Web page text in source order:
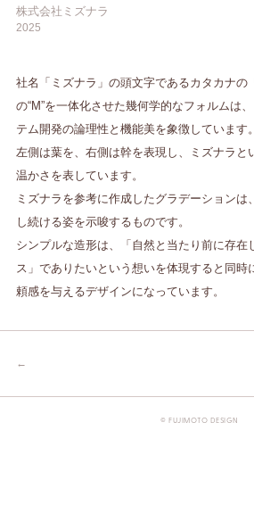
株式会社ミズナラ
2025
社名「ミズナラ」の頭文字であるカタカナの
の“M”を一体化させた幾何学的なフォルムは
テム開発の論理性と機能美を象徴しています。
左側は葉を、右側は幹を表現し、ミズナラと
温かさを表しています。
ミズナラを参考に作成したグラデーションは
し続ける姿を示唆するものです。
シンプルな造形は、「自然と当たり前に存在
ス」でありたいという想いを体現すると同時
頼感を与えるデザインになっています。
←
© FUJIMOTO DESIGN